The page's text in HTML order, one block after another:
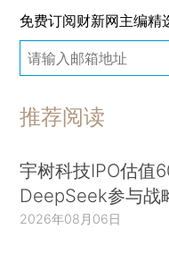
免费订阅财新网主编精
推荐阅读
宇树科技IPO估值
DeepSeek参与战
2026年08月06日